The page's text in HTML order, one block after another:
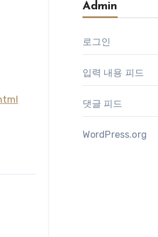
Admin
로그인
입력 내용 피드
댓글 피드
WordPress.org